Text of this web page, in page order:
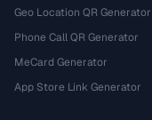
Geo Location QR Generator
Phone Call QR Generator
MeCard Generator
App Store Link Generator